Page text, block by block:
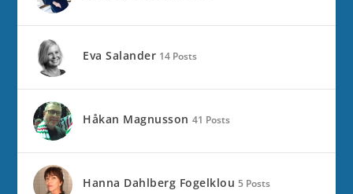
Eva Salander 14 Posts
Håkan Magnusson 41 Posts
Hanna Dahlberg Fogelklou 5 Posts